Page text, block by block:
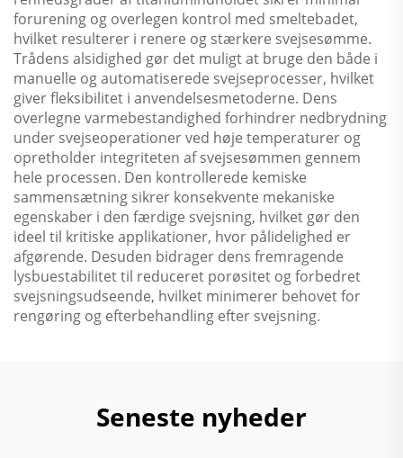
forurening og overlegen kontrol med smeltebadet,
hvilket resulterer i renere og stærkere svejsesømme.
Trådens alsidighed gør det muligt at bruge den både i
manuelle og automatiserede svejseprocesser, hvilket
giver fleksibilitet i anvendelsesmetoderne. Dens
overlegne varmebestandighed forhindrer nedbrydning
under svejseoperationer ved høje temperaturer og
opretholder integriteten af ​​svejsesømmen gennem
hele processen. Den kontrollerede kemiske
sammensætning sikrer konsekvente mekaniske
egenskaber i den færdige svejsning, hvilket gør den
ideel til kritiske applikationer, hvor pålidelighed er
afgørende. Desuden bidrager dens fremragende
lysbuestabilitet til reduceret porøsitet og forbedret
svejsningsudseende, hvilket minimerer behovet for
rengøring og efterbehandling efter svejsning.
Seneste nyheder